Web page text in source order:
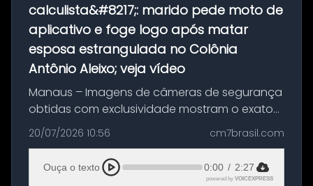
calculista&#8217;: marido pede moto de
aplicativo e foge logo após matar
esposa estrangulada no Colônia
Antônio Aleixo; veja vídeo
Manaus – Imagens de câmeras de segurança
obtidas com exclusividade mostram o exato
momento da fuga do principal suspeito da
morte de Larissa Araújo, de 28 anos. O crime
ocorreu na noite deste último d...
20/07/2026 10:56 cm7brasil.com
Ouça o texto 0:00 / 2:27
powered by VOICEXPRESS